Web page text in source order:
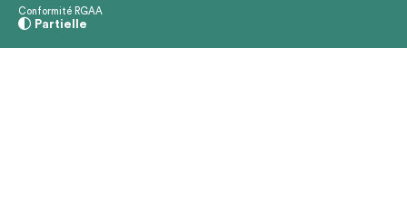
Conformité RGAA
Partielle